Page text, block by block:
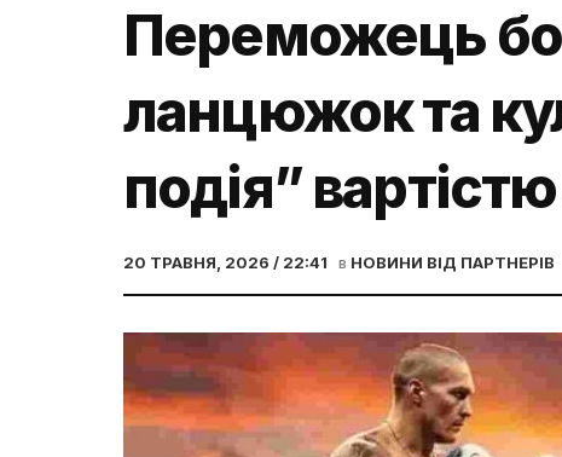
Переможець
ланцюжок та
подія”
20 ТРАВНЯ, 2026 / 22:41 в НОВИНИ ВІД ПАРТНЕРІВ